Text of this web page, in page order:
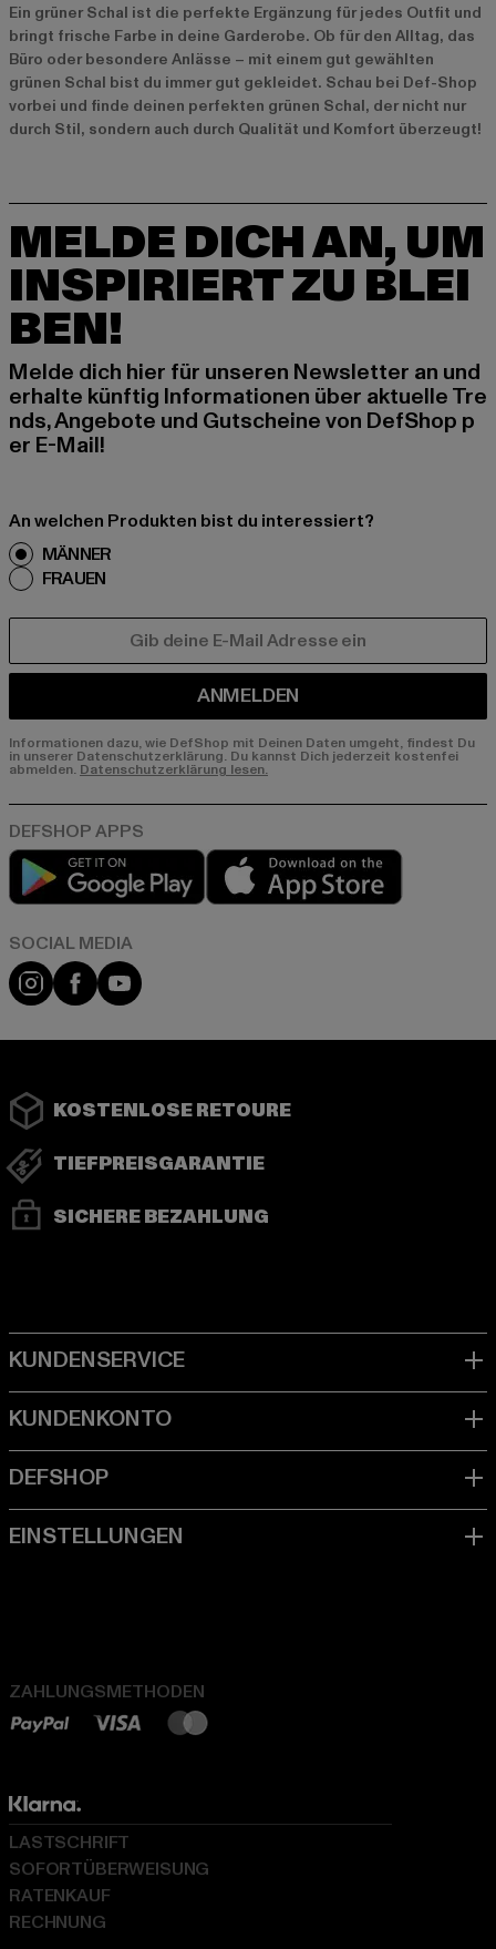
Ein grüner Schal ist die perfekte Ergänzung für jedes Outfit und
bringt frische Farbe in deine Garderobe. Ob für den Alltag, das
Büro oder besondere Anlässe – mit einem gut gewählten
grünen Schal bist du immer gut gekleidet. Schau bei Def-Shop
vorbei und finde deinen perfekten grünen Schal, der nicht nur
durch Stil, sondern auch durch Qualität und Komfort überzeugt!
MELDE DICH AN, UM
INSPIRIERT ZU BLEI
BEN!
Melde dich hier für unseren Newsletter an und
erhalte künftig Informationen über aktuelle Tre
nds, Angebote und Gutscheine von DefShop p
er E-Mail!
An welchen Produkten bist du interessiert?
MÄNNER
FRAUEN
ANMELDEN
Informationen dazu, wie DefShop mit Deinen Daten umgeht, findest Du
in unserer Datenschutzerklärung. Du kannst Dich jederzeit kostenfei
abmelden. Datenschutzerklärung lesen.
Play market
Instagram
FacebookYouTube
KOSTENLOSE RETOURE
TIEFPREISGARANTIE
SICHERE BEZAHLUNG
ZAHLUNGSMETHODEN
LASTSCHRIFT
SOFORTÜBERWEISUNG
RATENKAUF
RECHNUNG